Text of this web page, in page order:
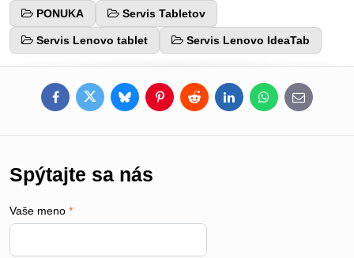
PONUKA Servis Tabletov
Servis Lenovo tablet Servis Lenovo IdeaTab
FacebookTwitterBlueskyPinterestRedditLinkedInWhatsApp
E-
mail
Spýtajte sa nás
Vaše meno *